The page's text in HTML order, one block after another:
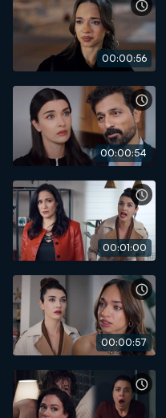
00:00:56
00:00:54
00:01:00
00:00:57